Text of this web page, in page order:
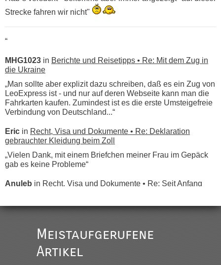
Strecke fahren wir nicht"
“
MHG1023 in Berichte und Reisetipps • Re: Mit dem Zug in
die Ukraine
„Man sollte aber explizit dazu schreiben, daß es ein Zug von
LeoExpress ist - und nur auf deren Webseite kann man die
Fahrkarten kaufen. Zumindest ist es die erste Umsteigefreie
Verbindung von Deutschland...“
Eric in Recht, Visa und Dokumente • Re: Deklaration
gebrauchter Kleidung beim Zoll
„Vielen Dank, mit einem Briefchen meiner Frau im Gepäck
gab es keine Probleme“
Anuleb in Recht, Visa und Dokumente • Re: Seit Anfang
Verdacht.“
inRecht, Visa und Dokumente • Re: Seit Anfang des
Meistaufgerufene
Artikel